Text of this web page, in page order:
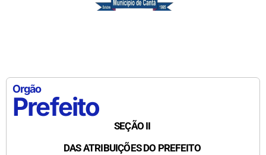
Orgão
Prefeito
SEÇÃO II
DAS ATRIBUIÇÕES DO PREFEITO